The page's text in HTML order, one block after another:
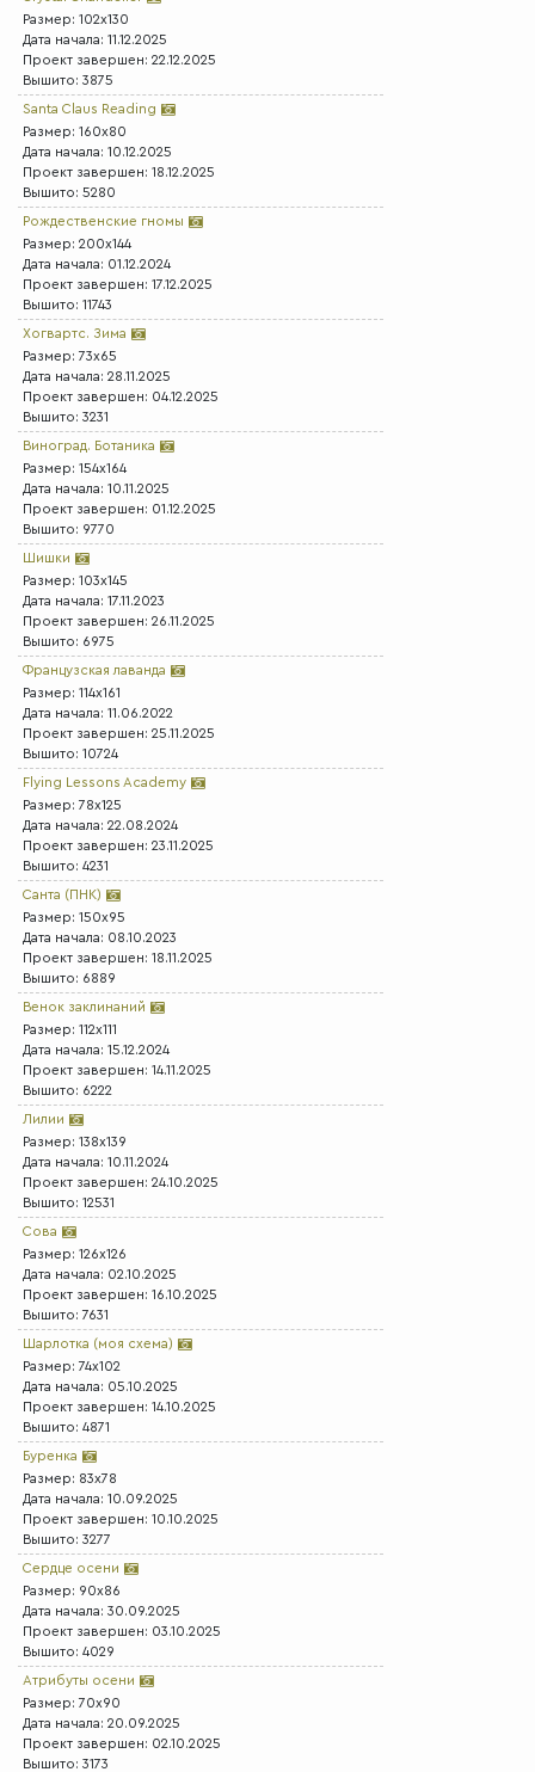
Размер: 102x130
Дата начала: 11.12.2025
Проект завершен: 22.12.2025
Вышито: 3875
Santa Claus Reading
Размер: 160x80
Дата начала: 10.12.2025
Проект завершен: 18.12.2025
Вышито: 5280
Рождественские гномы
Размер: 200x144
Дата начала: 01.12.2024
Проект завершен: 17.12.2025
Вышито: 11743
Хогвартс. Зима
Размер: 73x65
Дата начала: 28.11.2025
Проект завершен: 04.12.2025
Вышито: 3231
Виноград. Ботаника
Размер: 154x164
Дата начала: 10.11.2025
Проект завершен: 01.12.2025
Вышито: 9770
Шишки
Размер: 103x145
Дата начала: 17.11.2023
Проект завершен: 26.11.2025
Вышито: 6975
Французская лаванда
Размер: 114x161
Дата начала: 11.06.2022
Проект завершен: 25.11.2025
Вышито: 10724
Flying Lessons Academy
Размер: 78x125
Дата начала: 22.08.2024
Проект завершен: 23.11.2025
Вышито: 4231
Санта (ПНК)
Размер: 150x95
Дата начала: 08.10.2023
Проект завершен: 18.11.2025
Вышито: 6889
Венок заклинаний
Размер: 112x111
Дата начала: 15.12.2024
Проект завершен: 14.11.2025
Вышито: 6222
Лилии
Размер: 138x139
Дата начала: 10.11.2024
Проект завершен: 24.10.2025
Вышито: 12531
Сова
Размер: 126x126
Дата начала: 02.10.2025
Проект завершен: 16.10.2025
Вышито: 7631
Шарлотка (моя схема)
Размер: 74x102
Дата начала: 05.10.2025
Проект завершен: 14.10.2025
Вышито: 4871
Буренка
Размер: 83x78
Дата начала: 10.09.2025
Проект завершен: 10.10.2025
Вышито: 3277
Сердце осени
Размер: 90x86
Дата начала: 30.09.2025
Проект завершен: 03.10.2025
Вышито: 4029
Атрибуты осени
Размер: 70x90
Дата начала: 20.09.2025
Проект завершен: 02.10.2025
Вышито: 3173